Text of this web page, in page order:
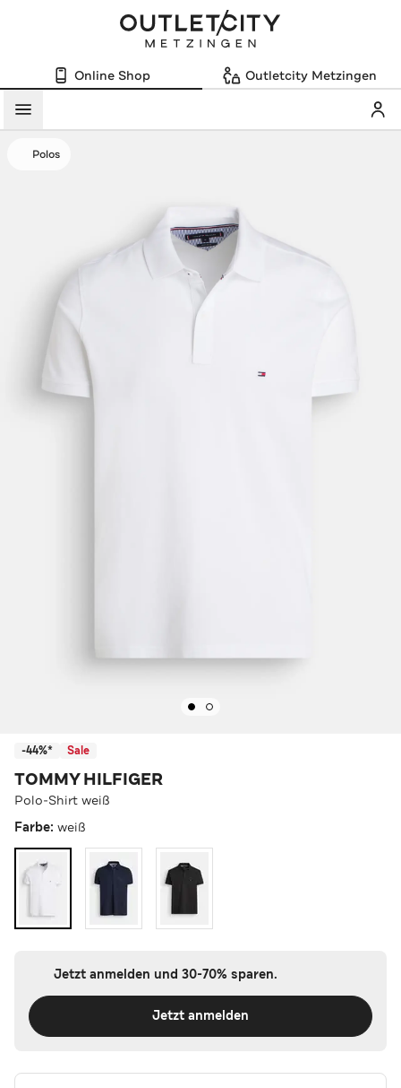
Online Shop Outletcity Metzingen
Menü
Polos
-44%* Sale
TOMMY HILFIGER
Polo-Shirt weiß
Farbe: weiß
Jetzt anmelden und 30-70% sparen.
Jetzt anmelden